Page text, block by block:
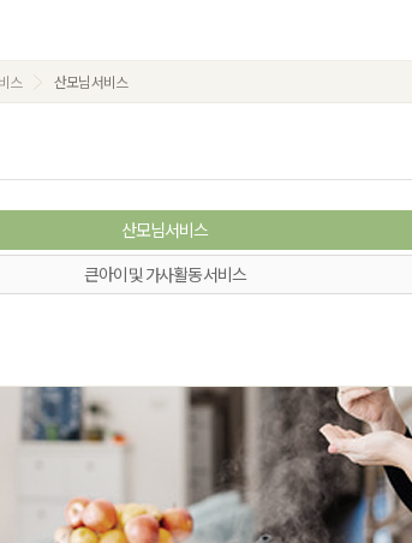
스 산모님서비스
산모님서비스
큰아이 및 가사활동 서비스